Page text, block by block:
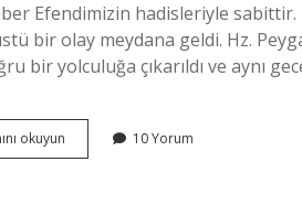
Efendimizin hadisleriyle sabittir.
bir olay meydana geldi. Hz.
bir yolculuğa çıkarıldı ve aynı
okuyun
Olayı
10 Yorum